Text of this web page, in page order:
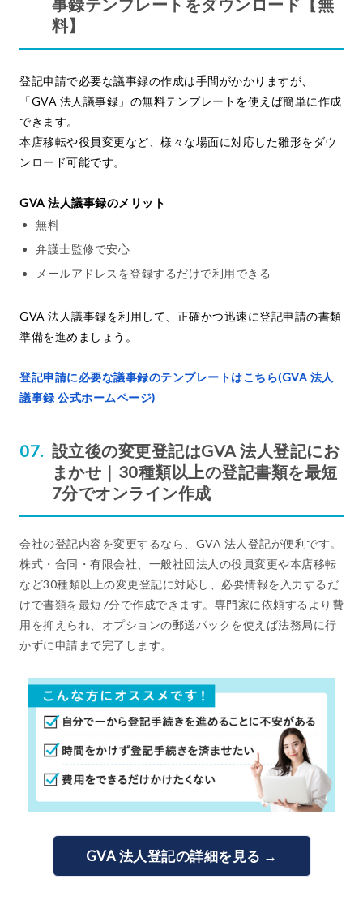
料】
登記申請で必要な議事録の作成は手間がかかりますが、
「GVA 法人議事録」の無料テンプレートを使えば簡単に作成
できます。
本店移転や役員変更など、様々な場面に対応した雛形をダウ
ンロード可能です。
GVA 法人議事録のメリット
無料
弁護士監修で安心
メールアドレスを登録するだけで利用できる
GVA 法人議事録を利用して、正確かつ迅速に登記申請の書類
準備を進めましょう。
登記申請に必要な議事録のテンプレートはこちら(GVA 法人
議事録 公式ホームページ)
設立後の変更登記はGVA 法人登記にお
まかせ｜30種類以上の登記書類を最短
7分でオンライン作成
会社の登記内容を変更するなら、GVA 法人登記が便利です。
株式・合同・有限会社、一般社団法人の役員変更や本店移転
など30種類以上の変更登記に対応し、必要情報を入力するだ
けで書類を最短7分で作成できます。専門家に依頼するより費
用を抑えられ、オプションの郵送パックを使えば法務局に行
かずに申請まで完了します。
GVA 法人登記の詳細を見る →